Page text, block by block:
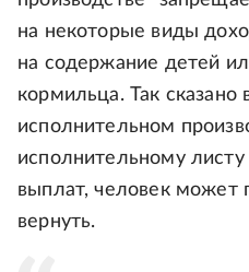
на некоторые виды
на содержание детей
кормильца. Так сказано
исполнительном
исполнительному листу
выплат, человек может
вернуть.